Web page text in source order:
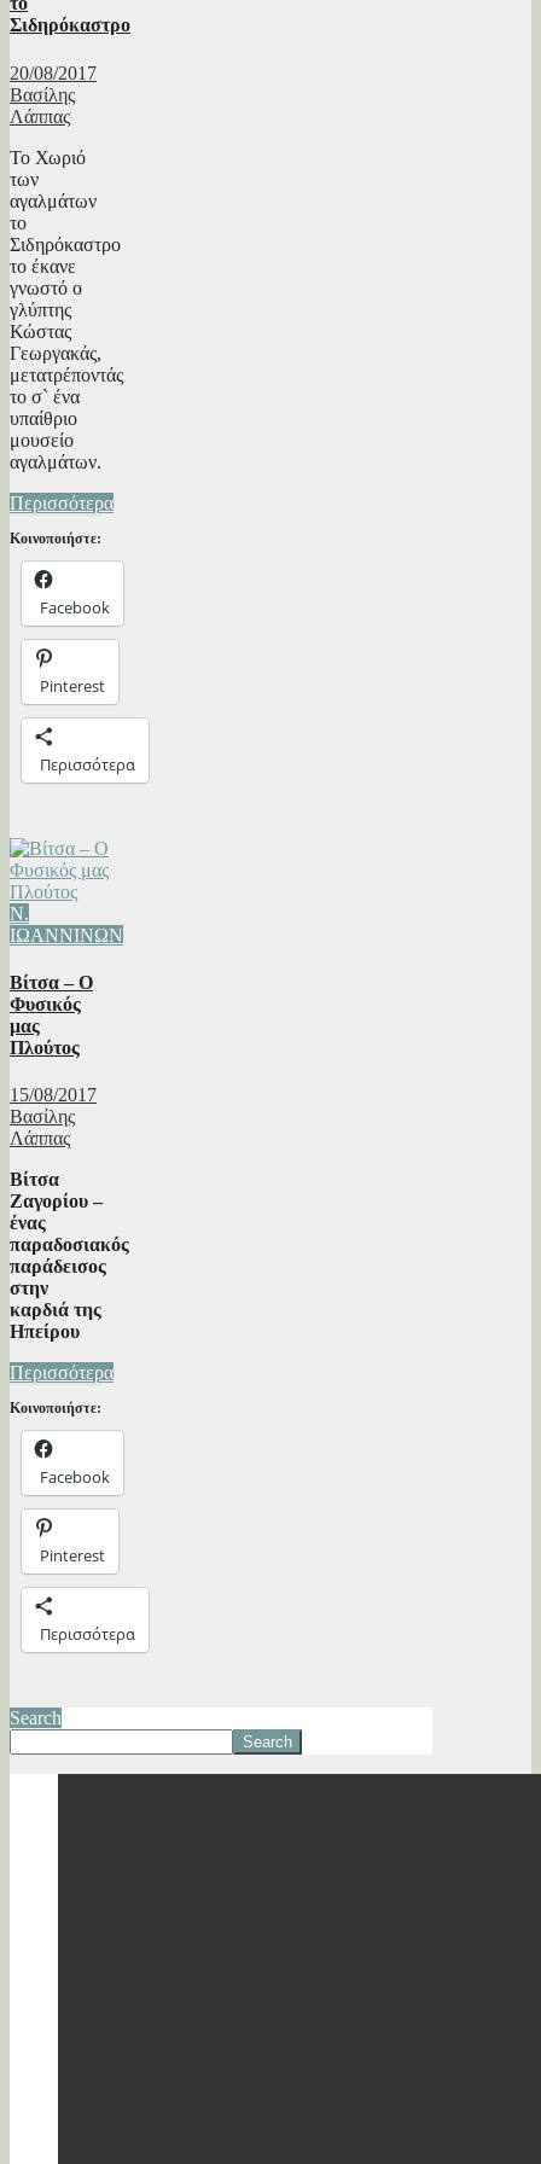
Σιδηρόκαστρο
20/08/2017
Βασίλης
Λάππας
Το Χωριό
των
αγαλμάτων
το
Σιδηρόκαστρο
το έκανε
γνωστό ο
γλύπτης
Κώστας
Γεωργακάς,
μετατρέποντάς
το σ` ένα
υπαίθριο
μουσείο
αγαλμάτων.
Περισσότερα
Κοινοποιήστε:
Facebook
Pinterest
Περισσότερα
Ν.
ΙΩΑΝΝΙΝΩΝ
Βίτσα – Ο
Φυσικός
μας
Πλούτος
15/08/2017
Βασίλης
Λάππας
Βίτσα
Ζαγορίου –
ένας
παραδοσιακός
παράδεισος
στην
καρδιά της
Ηπείρου
Περισσότερα
Κοινοποιήστε:
Facebook
Pinterest
Περισσότερα
Search
Search